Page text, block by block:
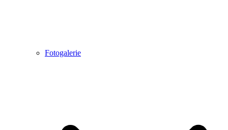
Fotogalerie